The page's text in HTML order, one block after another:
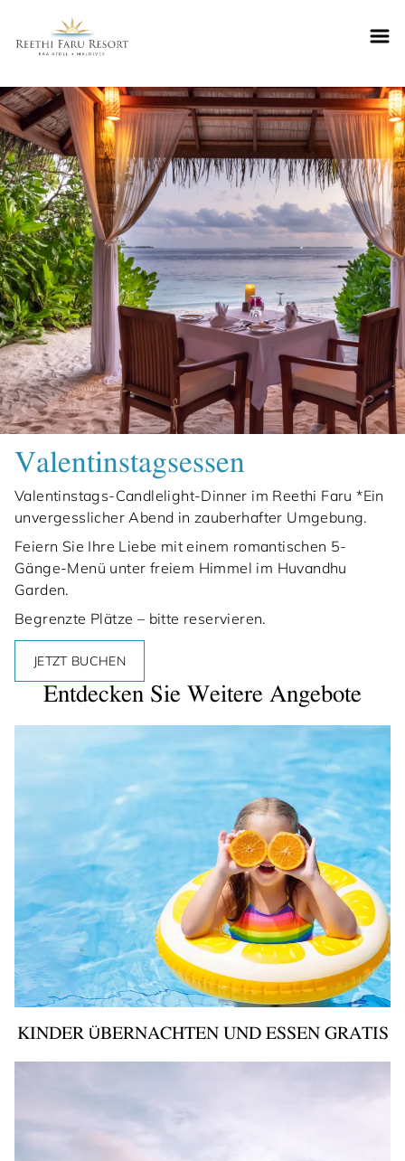
Reethifaru home
Valentinstagsessen
Valentinstags-Candlelight-Dinner im Reethi Faru *Ein
unvergesslicher Abend in zauberhafter Umgebung.
Feiern Sie Ihre Liebe mit einem romantischen 5-
Gänge-Menü unter freiem Himmel im Huvandhu
Garden.
Begrenzte Plätze – bitte reservieren.
JETZT BUCHEN
Entdecken Sie Weitere Angebote
KINDER ÜBERNACHTEN UND ESSEN GRATIS